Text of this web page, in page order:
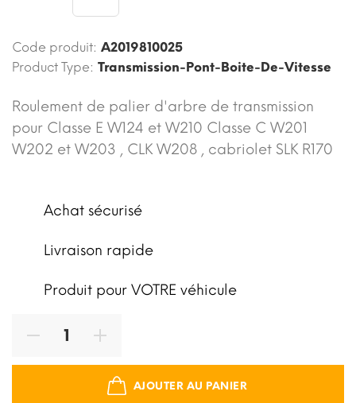
Code produit: A2019810025
Product Type: Transmission-Pont-Boite-De-Vitesse
Roulement de palier d'arbre de transmission
pour Classe E W124 et W210 Classe C W201
W202 et W203 , CLK W208 , cabriolet SLK R170
Achat sécurisé
Livraison rapide
Produit pour VOTRE véhicule
AJOUTER AU PANIER